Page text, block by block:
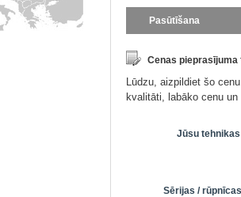
Pasūtīšana
Cenas pieprasījuma
Lūdzu, aizpildiet šo
kvalitāti, labāko cenu
Jūsu
Sērijas /